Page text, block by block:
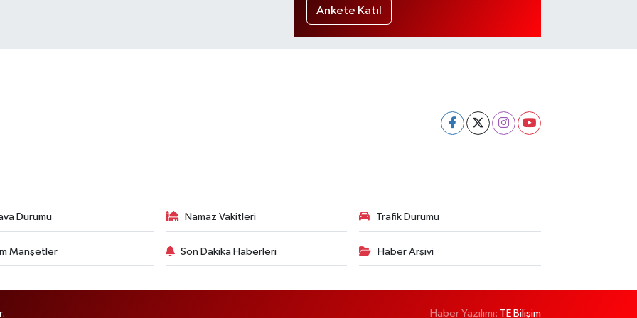
Ankete Katıl
Durumu Namaz Vakitleri Trafik Durumu
Manşetler Son Dakika Haberleri Haber Arşivi
Haber Yazılımı: TE Bilişim